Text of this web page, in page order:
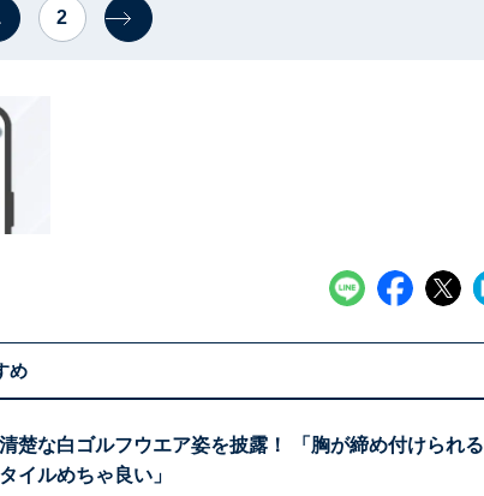
2
め
楚な白ゴルフウエア姿を披露！ 「胸が締め付けられる
イルめちゃ良い」